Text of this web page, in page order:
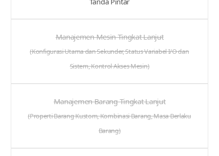
Manajemen Mesin Tingkat Lanjut
(Konfigurasi Utama dan Sekunder, Status Variabel I/O dan
Sistem, Kontrol Akses Mesin)
Manajemen Barang Tingkat Lanjut
(Properti Barang Kustom, Kombinasi Barang, Masa Berlaku
Barang)